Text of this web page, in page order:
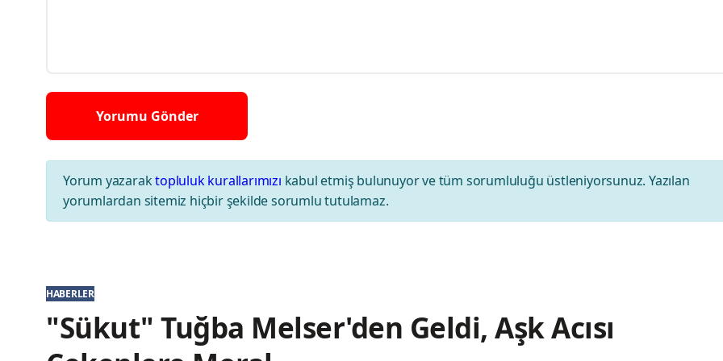
Yorum yazaraktopluluk kurallarımızı kabul etmiş bulunuyor ve tüm sorumluluğu üstleniyorsunuz. Yazılan
yorumlardan sitemiz hiçbir şekilde sorumlu tutulamaz.
HABERLER
"Sükut" Tuğba Melser'den Geldi, Aşk Acısı